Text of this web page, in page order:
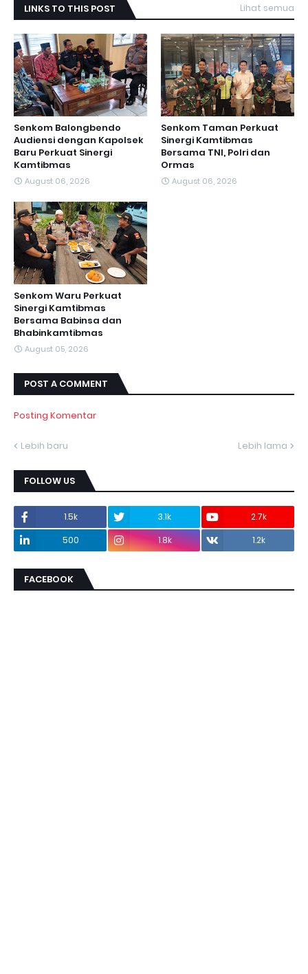
LINKS TO THIS POST Lihat semua
Senkom Balongbendo
Audiensi dengan Kapolsek
Baru Perkuat Sinergi
Kamtibmas
August 06, 2026
Senkom Taman Perkuat
Sinergi Kamtibmas
Bersama TNI, Polri dan
Ormas
August 06, 2026
Senkom Waru Perkuat
Sinergi Kamtibmas
Bersama Babinsa dan
Bhabinkamtibmas
August 05, 2026
POST A COMMENT
Posting Komentar
Lebih baru Lebih lama
FOLLOW US
1.5k 3.1k
2.7k
500
1.8k 1.2k
FACEBOOK